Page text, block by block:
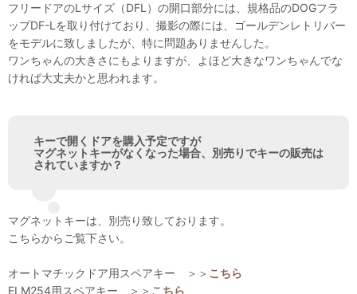
フリードアのLサイズ（DFL）の開口部分には、規格品のDOGフラ
ップDF-Lを取り付けており、撮影の際には、ゴールデンレトリバー
をモデルに致しましたが、特に問題ありませんした。
ワンちゃんの大きさにもよりますが、よほど大きなワンちゃんでな
ければ大丈夫かと思われます。
キーで開くドアを購入予定ですが
マグネットキーがなくなった場合、別売りでキーの販売は
されていますか？
マグネットキーは、別売り致しております。
こちらからご覧下さい。
オートマチックドア用スペアキー ＞＞ こちら
ELM254用スペアキー ＞＞ こちら